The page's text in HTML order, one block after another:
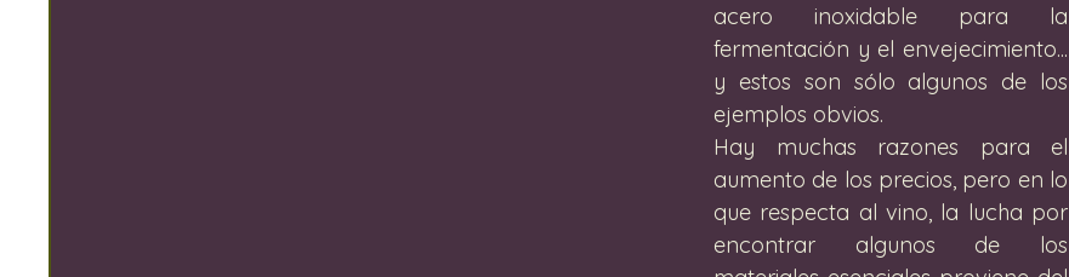
acero inoxidable para la
fermentación y el envejecimiento...
y estos son sólo algunos de los
ejemplos obvios.
Hay muchas razones para el
aumento de los precios, pero en lo
que respecta al vino, la lucha por
encontrar algunos de los